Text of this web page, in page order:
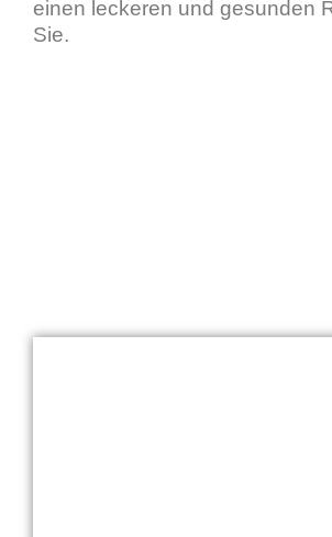
einen leckeren und gesunden
Sie.